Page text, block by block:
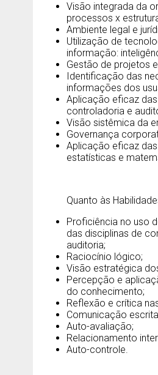
Visão integrada da
processos x
Ambiente legal e
Utilização de
informação:
Gestão de projetos
Identificação das
informações dos
Aplicação eficaz
controladoria e
Visão sistêmica da
Governança
Aplicação eficaz
estatísticas e
Quanto às
Proficiência no uso
das disciplinas de
auditoria;
Raciocínio lógico;
Visão estratégica
Percepção e
do conhecimento;
Reflexão e crítica
Comunicação
Auto-avaliação;
Relacionamento
Auto-controle.